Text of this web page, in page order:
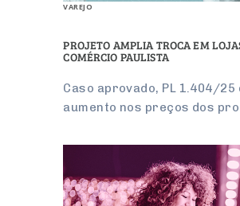
VAREJO
PROJETO AMPLIA TROCA EM
COMÉRCIO PAULISTA
Caso aprovado, PL 1.404/
aumento nos preços dos